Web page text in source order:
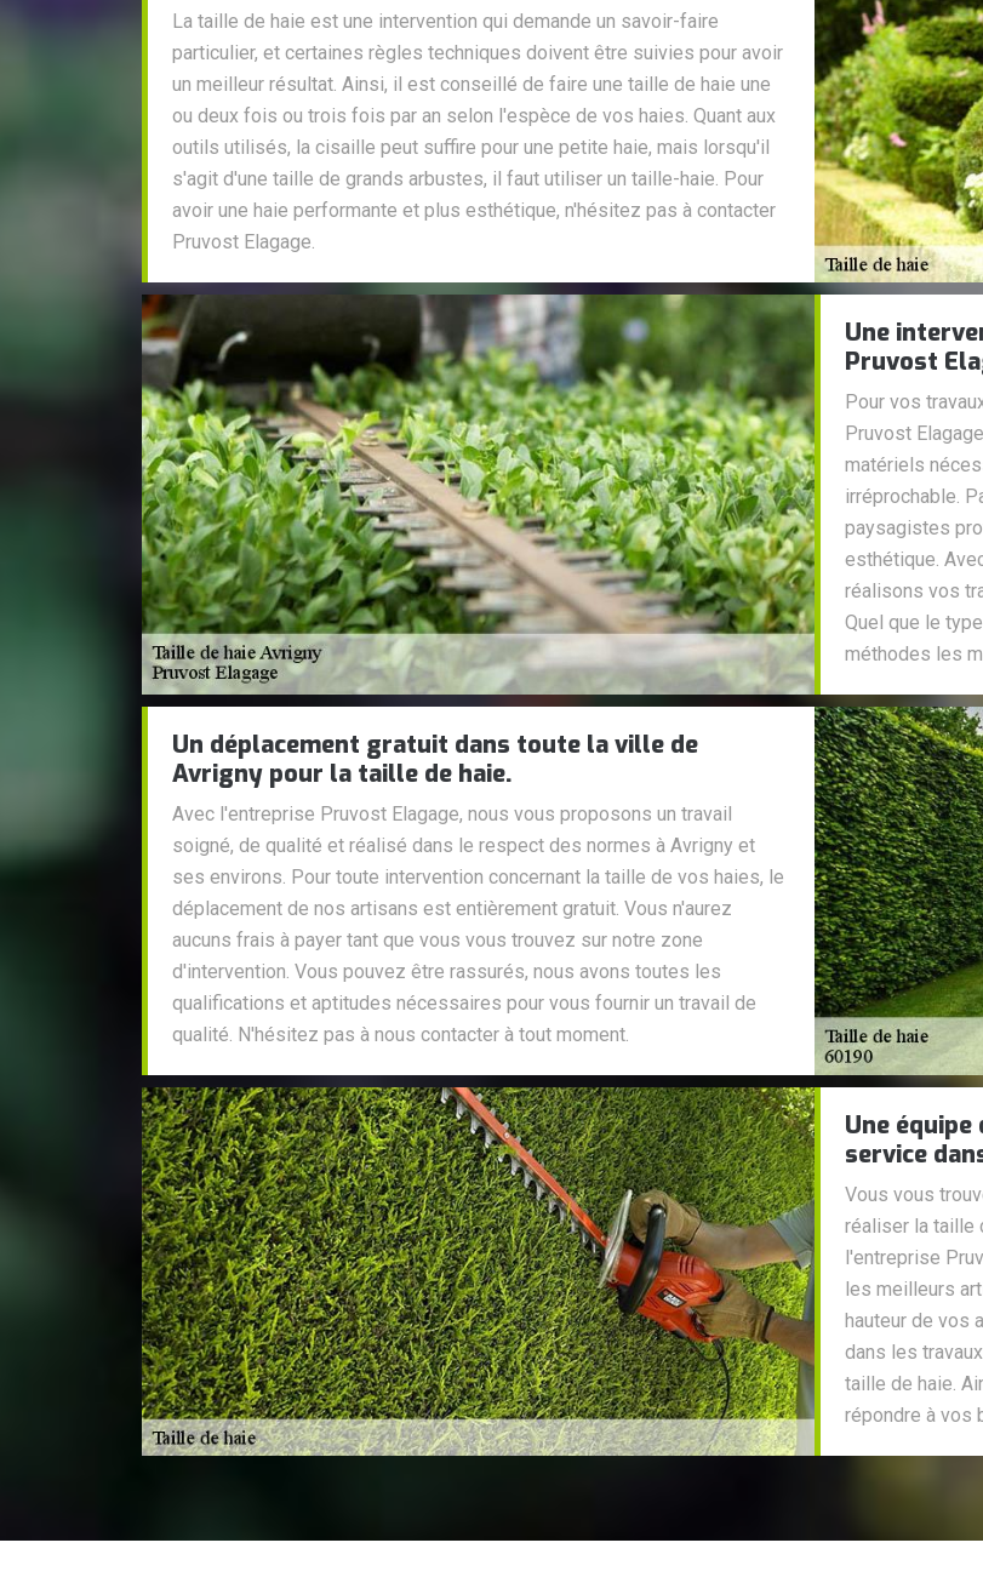
La taille de haie est une intervention qui demande un savoir-faire
particulier, et certaines règles techniques doivent être suivies pour avoir
un meilleur résultat. Ainsi, il est conseillé de faire une taille de haie une
ou deux fois ou trois fois par an selon l'espèce de vos haies. Quant aux
outils utilisés, la cisaille peut suffire pour une petite haie, mais lorsqu'il
s'agit d'une taille de grands arbustes, il faut utiliser un taille-haie. Pour
avoir une haie performante et plus esthétique, n'hésitez pas à contacter
Pruvost Elagage.
Une
Pruvost
Pour vos
Pruvost
matériels
irréprochable.
paysagistes
esthétique.
réalisons vos
Quel que le
méthodes les
Un déplacement gratuit dans toute la ville de
Avrigny pour la taille de haie.
Avec l'entreprise Pruvost Elagage, nous vous proposons un travail
soigné, de qualité et réalisé dans le respect des normes à Avrigny et
ses environs. Pour toute intervention concernant la taille de vos haies, le
déplacement de nos artisans est entièrement gratuit. Vous n'aurez
aucuns frais à payer tant que vous vous trouvez sur notre zone
d'intervention. Vous pouvez être rassurés, nous avons toutes les
qualifications et aptitudes nécessaires pour vous fournir un travail de
qualité. N'hésitez pas à nous contacter à tout moment.
Une
service
Vous vous
réaliser la taille
l'entreprise
les meilleurs
hauteur de vos
dans les
taille de haie.
répondre à vos